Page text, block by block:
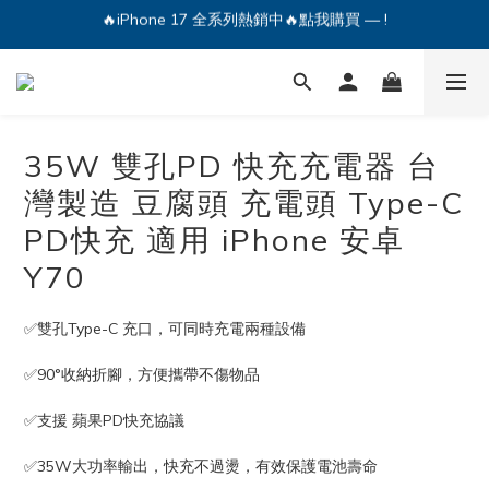
🔥iPhone 17 全系列熱銷中🔥點我購買 — !
💕加入Q哥 Line 新好友領優惠券！🎫
🔥iPhone 17 全系列熱銷中🔥點我購買 — !
35W 雙孔PD 快充充電器 台
灣製造 豆腐頭 充電頭 Type-C
PD快充 適用 iPhone 安卓
Y70
✅雙孔Type-C 充口，可同時充電兩種設備
✅90°收納折腳，方便攜帶不傷物品
✅支援 蘋果PD快充協議
✅35W大功率輸出，快充不過燙，有效保護電池壽命